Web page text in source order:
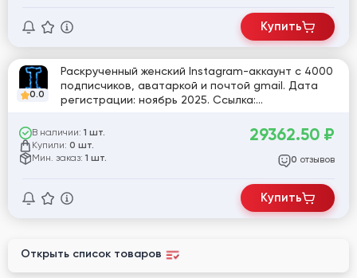
Купить
0.0
Раскрученный женский Instagram-аккаунт с 4000
подписчиков, аватаркой и почтой gmail. Дата
регистрации: ноябрь 2025. Ссылка:
В наличии: 1 шт.
Купили: 0 шт.
Мин. заказ: 1 шт.
29362.50 ₽
0 отзывов
Купить
Открыть список товаров